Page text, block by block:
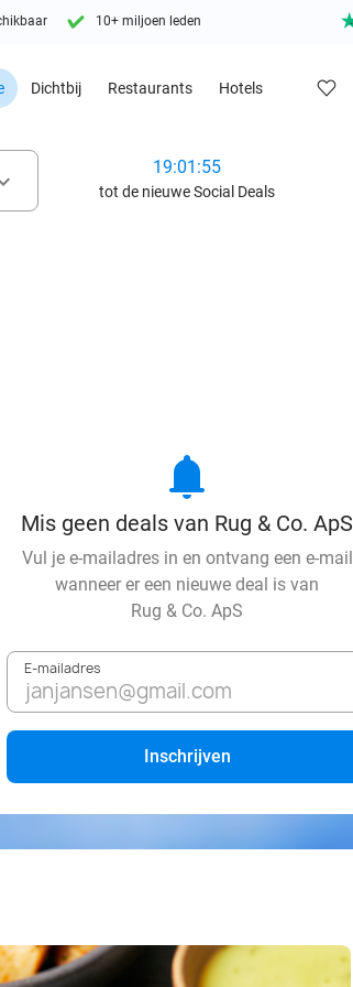
10+ miljoen leden
Dichtbij Restaurants Hotels
19:01:53
tot de nieuwe Social Deals
notifications
Mis geen deals van Rug & Co. ApS
Vul je e-mailadres in en ontvang een e-mail
wanneer er een nieuwe deal is van
Rug & Co. ApS
E-mailadres
Inschrijven